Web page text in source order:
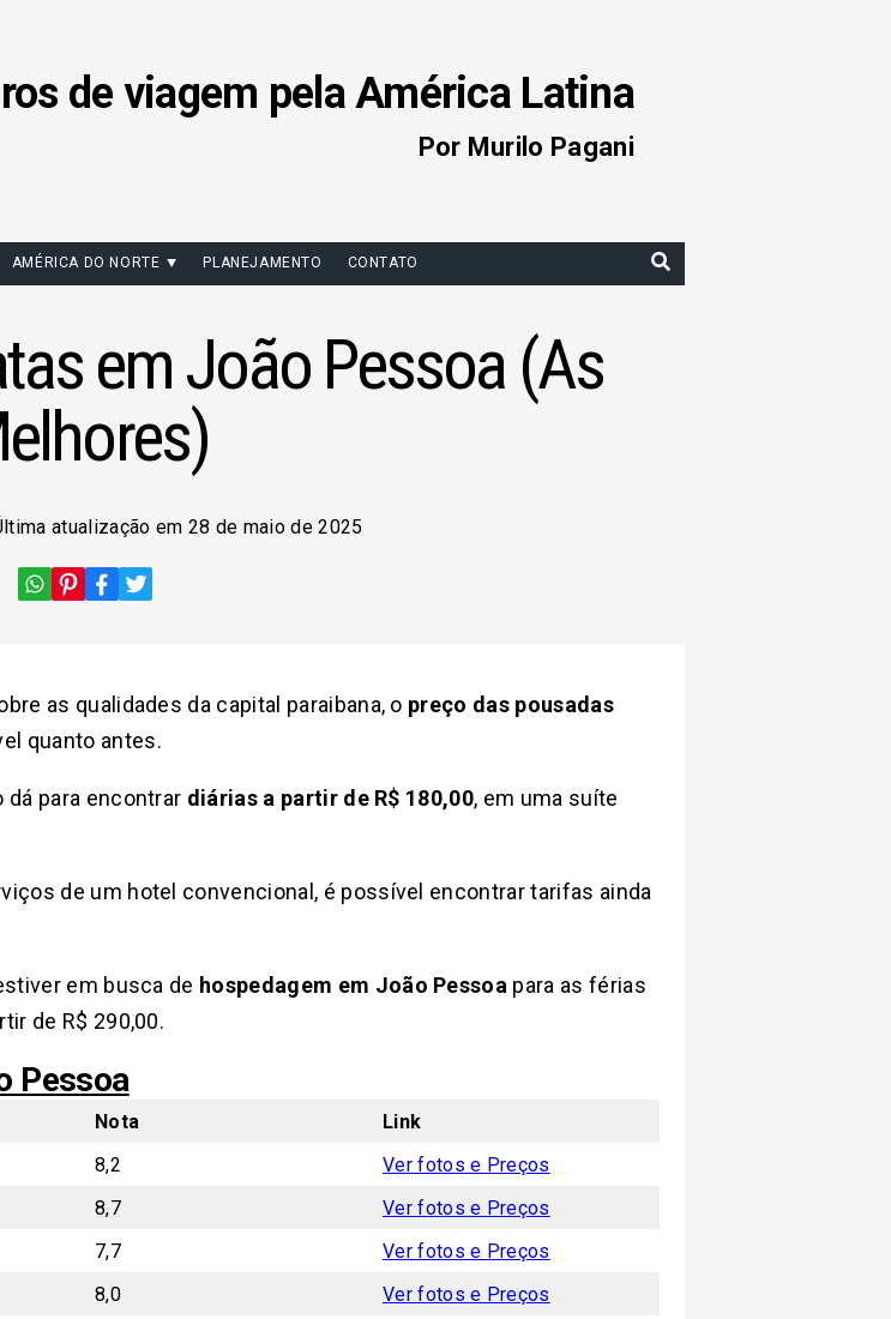
de viagem pela América Latina
Por Murilo Pagani
AMÉRICA DO NORTE PLANEJAMENTO CONTATO
em João Pessoa (As
atualização em 28 de maio de 2025
as qualidades da capital paraibana, o preço das pousadas
quanto antes.
dá para encontrar diárias a partir de R$ 180,00, em uma suíte
de um hotel convencional, é possível encontrar tarifas ainda
em busca de hospedagem em João Pessoa para as férias
de R$ 290,00.
Pessoa
Nota
Link
8,2
Ver fotos e Preços
8,7
Ver fotos e Preços
7,7
Ver fotos e Preços
8,0
Ver fotos e Preços